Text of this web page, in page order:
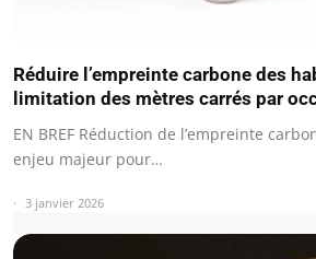
Réduire l’empreinte carbone des
limitation des mètres carrés par
EN BREF Réduction de l’empreinte
enjeu majeur pour…
3 janvier 2026